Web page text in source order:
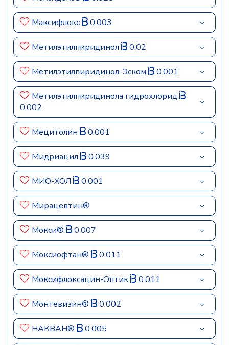
Максифлокс 0.003
Метилэтилпиридинол 0.02
Метилэтилпиридинол-Эском 0.001
Метилэтилпиридинола гидрохлорид
0.002
Мецитолин 0.001
Мидриацил 0.039
МИО-ХОЛ 0.001
Мирацевтин®
Мокси® 0.007
Моксиофтан® 0.011
Моксифлоксацин-Оптик 0.011
Монтевизин® 0.002
НАКВАН® 0.005